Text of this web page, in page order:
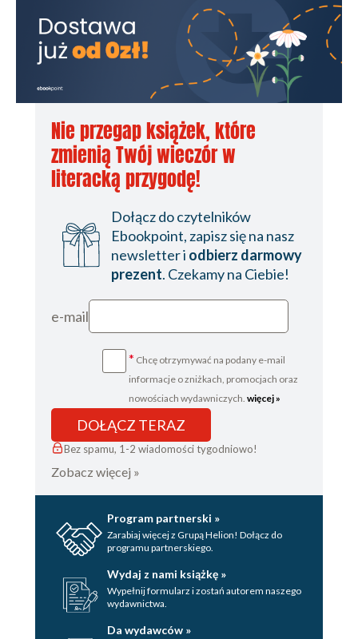
Nie przegap książek, które
zmienią Twój wieczór w
literacką przygodę!
Dołącz do czytelników
Ebookpoint, zapisz się na nasz
newsletter i odbierz darmowy
prezent. Czekamy na Ciebie!
e-mail
* Chcę otrzymywać na podany e-mail
informacje o zniżkach, promocjach oraz
nowościach wydawniczych. więcej »
DOŁĄCZ TERAZ
Bez spamu, 1-2 wiadomości tygodniowo!
Zobacz więcej »
Program partnerski »
Zarabiaj więcej z Grupą Helion! Dołącz do
programu partnerskiego.
Wydaj z nami książkę »
Wypełnij formularz i zostań autorem naszego
wydawnictwa.
Da wydawców »